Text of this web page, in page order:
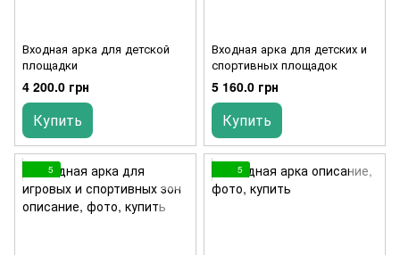
Входная арка для детской
площадки
4 200.0 грн
Купить
Входная арка для детских и
спортивных площадок
5 160.0 грн
Купить
5 5